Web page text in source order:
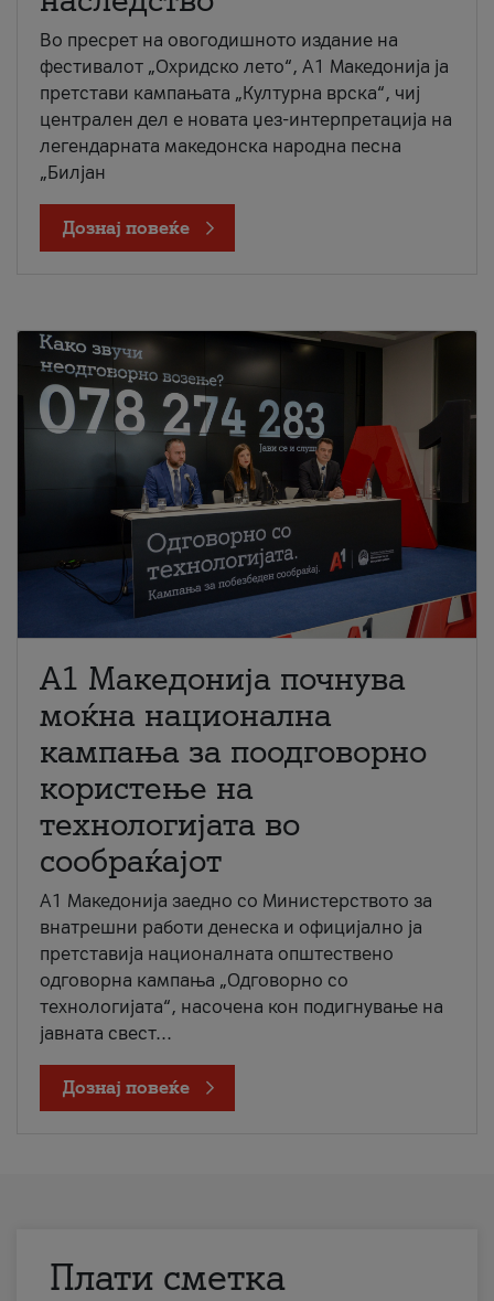
Во пресрет на овогодишното издание на
фестивалот „Охридско лето“, А1 Македонија ја
претстави кампањата „Културна врска“, чиј
централен дел е новата џез-интерпретација на
легендарната македонска народна песна
„Билјан
Дознај повеќе
A1 Македонија почнува
моќна национална
кампања за поодговорно
користење на
технологијата во
сообраќајот
A1 Македонија заедно со Министерството за
внатрешни работи денеска и официјално ја
претставија националната општествено
одговорна кампања „Одговорно со
технологијата“, насочена кон подигнување на
јавната свест...
Дознај повеќе
Плати сметка